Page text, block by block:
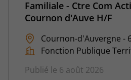
Familiale - Ctre Com
Cournon d'Auve H/F
Cournon-d'Auvergne -
Fonction Publique
Publié le 6 août 2026